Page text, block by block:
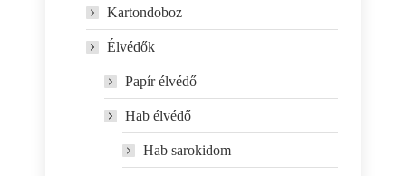
Kartondoboz
Élvédők
Papír élvédő
Hab élvédő
Hab sarokidom